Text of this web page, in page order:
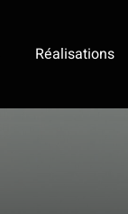
Réalisations